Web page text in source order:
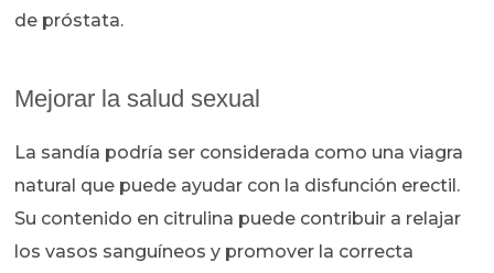
de próstata.
Mejorar la salud sexual
La sandía podría ser considerada como una viagra
natural que puede ayudar con la disfunción erectil.
Su contenido en citrulina puede contribuir a relajar
los vasos sanguíneos y promover la correcta